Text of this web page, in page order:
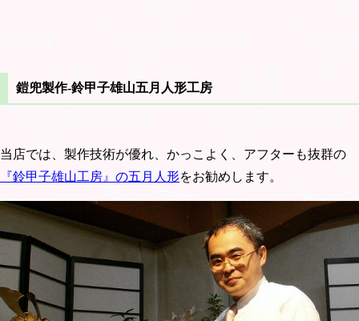
鎧兜製作-鈴甲子雄山五月人形工房
当店では、製作技術が優れ、かっこよく、アフターも抜群の
『鈴甲子雄山工房』の五月人形をお勧めします。